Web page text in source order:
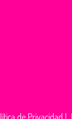
de Privacidad |